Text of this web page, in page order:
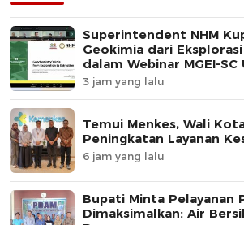
Superintendent NHM
Geokimia dari
dalam Webinar MGEI-SC
3 jam yang lalu
Temui Menkes, Wali
Peningkatan Layanan
6 jam yang lalu
Bupati Minta Pelayanan
Dimaksimalkan: Air